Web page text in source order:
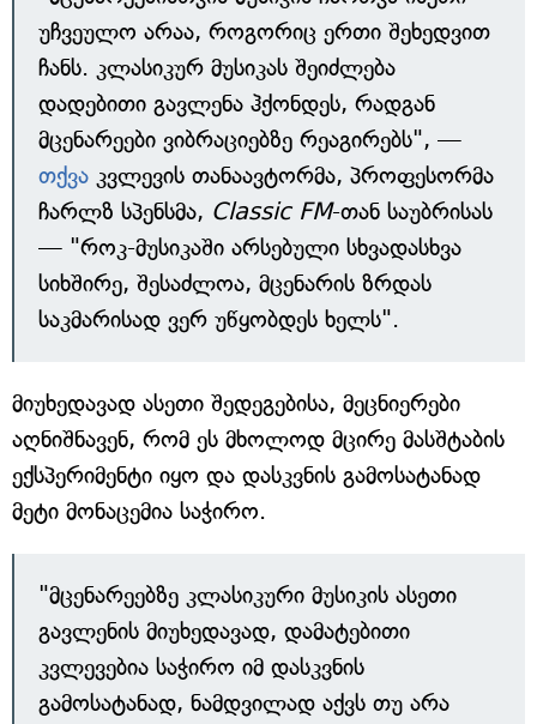
უჩვეულო არაა, როგორიც ერთი შეხედვით
ჩანს. კლასიკურ მუსიკას შეიძლება
დადებითი გავლენა ჰქონდეს, რადგან
მცენარეები ვიბრაციებზე რეაგირებს", —
თქვა კვლევის თანაავტორმა, პროფესორმა
ჩარლზ სპენსმა, Classic FM-თან საუბრისას
— "როკ-მუსიკაში არსებული სხვადასხვა
სიხშირე, შესაძლოა, მცენარის ზრდას
საკმარისად ვერ უწყობდეს ხელს".
მიუხედავად ასეთი შედეგებისა, მეცნიერები
აღნიშნავენ, რომ ეს მხოლოდ მცირე მასშტაბის
ექსპერიმენტი იყო და დასკვნის გამოსატანად
მეტი მონაცემია საჭირო.
"მცენარეებზე კლასიკური მუსიკის ასეთი
გავლენის მიუხედავად, დამატებითი
კვლევებია საჭირო იმ დასკვნის
გამოსატანად, ნამდვილად აქვს თუ არა